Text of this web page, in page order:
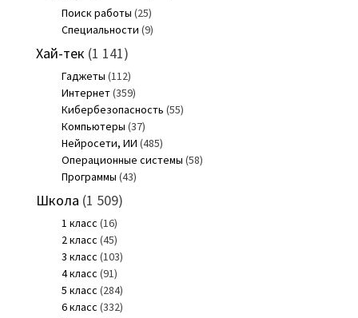
Поиск работы (25)
Специальности (9)
Хай-тек (1 141)
Гаджеты (112)
Интернет(359)
Кибербезопасность (55)
Компьютеры (37)
Нейросети, ИИ (485)
Операционные системы (58)
Программы (43)
Школа (1 509)
1 класс (16)
2 класс (45)
3 класс (103)
4 класс (91)
5 класс (284)
6 класс (332)